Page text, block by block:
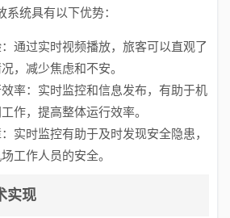
统具有以下优势：
通过实时视频播放，旅客可以直观了
，减少焦虑和不安。
率：实时监控和信息发布，有助于机
作，提高整体运行效率。
实时监控有助于及时发现安全隐患，
工作人员的安全。
实现